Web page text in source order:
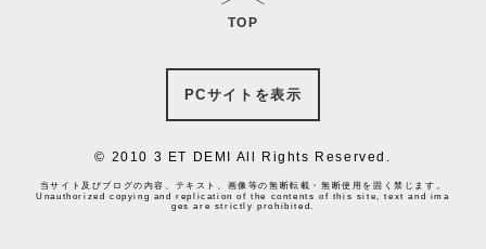
TOP
PCサイトを表示
© 2010 3 ET DEMI All Rights Reserved.
当サイト及びブログの内容、テキスト、画像等の無断転載・無断使用を固く禁じます。
Unauthorized copying and replication of the contents of this site, text and ima
ges are strictly prohibited.